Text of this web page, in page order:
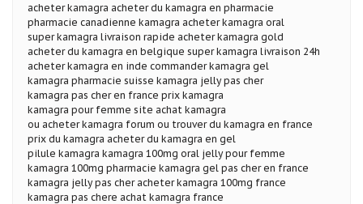
acheter kamagra acheter du kamagra en pharmacie
pharmacie canadienne kamagra acheter kamagra oral
super kamagra livraison rapide acheter kamagra gold
acheter du kamagra en belgique super kamagra livraison 24h
acheter kamagra en inde commander kamagra gel
kamagra pharmacie suisse kamagra jelly pas cher
kamagra pas cher en france prix kamagra
kamagra pour femme site achat kamagra
ou acheter kamagra forum ou trouver du kamagra en france
prix du kamagra acheter du kamagra en gel
pilule kamagra kamagra 100mg oral jelly pour femme
kamagra 100mg pharmacie kamagra gel pas cher en france
kamagra jelly pas cher acheter kamagra 100mg france
kamagra pas chere achat kamagra france